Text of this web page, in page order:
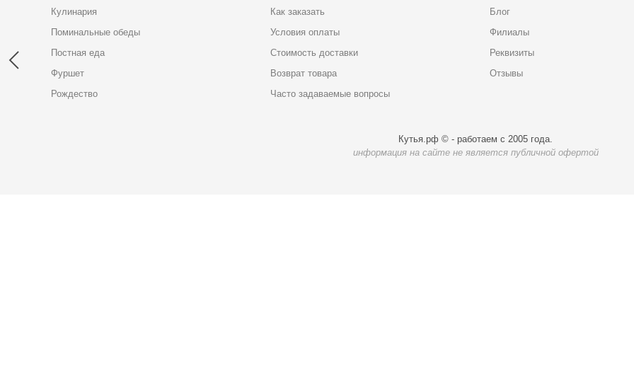
Кулинария
Поминальные обеды
Постная еда
Фуршет
Рождество
Как заказать
Условия оплаты
Стоимость доставки
Возврат товара
Часто задаваемые вопросы
Блог
Филиалы
Реквизиты
Отзывы
Кутья.рф © - работаем с 2005 года.
информация на сайте не является публичной офертой